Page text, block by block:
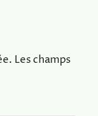
Les champs